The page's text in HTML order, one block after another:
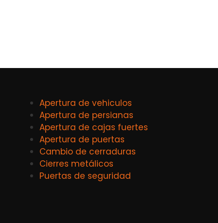
Apertura de vehiculos
Apertura de persianas
Apertura de cajas fuertes
Apertura de puertas
Cambio de cerraduras
Cierres metálicos
Puertas de seguridad